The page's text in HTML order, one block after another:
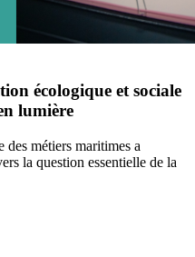
écologique et sociale
lumière
métiers maritimes a
la question essentielle de la